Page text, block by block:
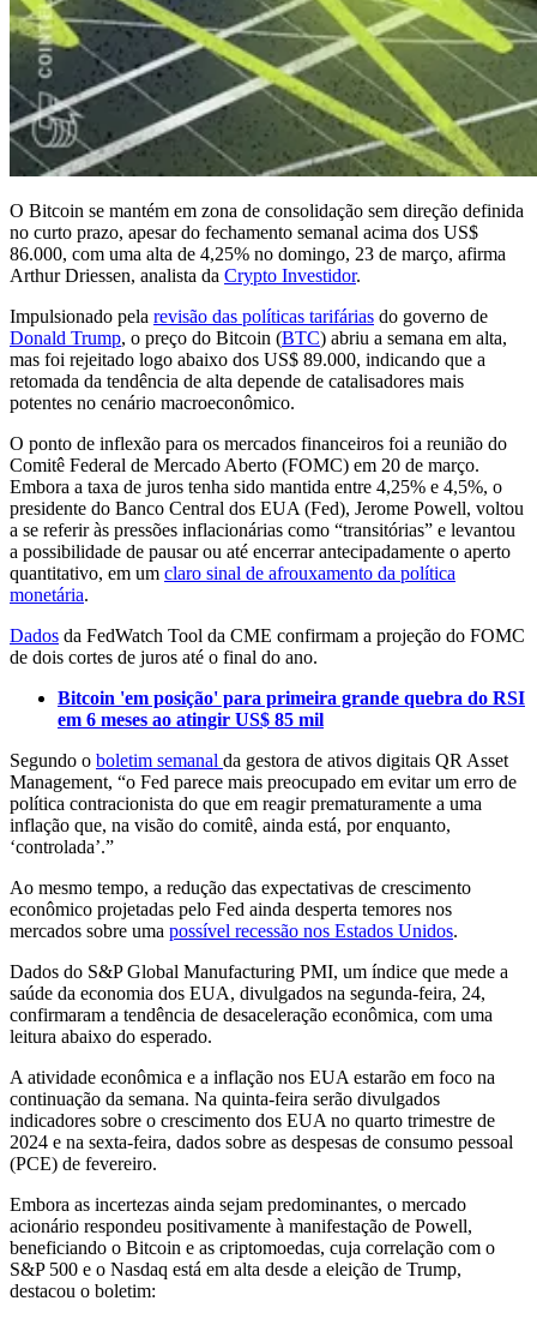
O Bitcoin se mantém em zona de consolidação sem direção definida
no curto prazo, apesar do fechamento semanal acima dos US$
86.000, com uma alta de 4,25% no domingo, 23 de março, afirma
Arthur Driessen, analista da Crypto Investidor.
Impulsionado pela revisão das políticas tarifárias do governo de
Donald Trump, o preço do Bitcoin (BTC) abriu a semana em alta,
mas foi rejeitado logo abaixo dos US$ 89.000, indicando que a
retomada da tendência de alta depende de catalisadores mais
potentes no cenário macroeconômico.
O ponto de inflexão para os mercados financeiros foi a reunião do
Comitê Federal de Mercado Aberto (FOMC) em 20 de março.
Embora a taxa de juros tenha sido mantida entre 4,25% e 4,5%, o
presidente do Banco Central dos EUA (Fed), Jerome Powell, voltou
a se referir às pressões inflacionárias como “transitórias” e levantou
a possibilidade de pausar ou até encerrar antecipadamente o aperto
quantitativo, em um claro sinal de afrouxamento da política
monetária.
Dados da FedWatch Tool da CME confirmam a projeção do FOMC
de dois cortes de juros até o final do ano.
Bitcoin 'em posição' para primeira grande quebra do RSI
em 6 meses ao atingir US$ 85 mil
Segundo o boletim semanal da gestora de ativos digitais QR Asset
Management, “o Fed parece mais preocupado em evitar um erro de
política contracionista do que em reagir prematuramente a uma
inflação que, na visão do comitê, ainda está, por enquanto,
‘controlada’.”
Ao mesmo tempo, a redução das expectativas de crescimento
econômico projetadas pelo Fed ainda desperta temores nos
mercados sobre uma possível recessão nos Estados Unidos.
Dados do S&P Global Manufacturing PMI, um índice que mede a
saúde da economia dos EUA, divulgados na segunda-feira, 24,
confirmaram a tendência de desaceleração econômica, com uma
leitura abaixo do esperado.
A atividade econômica e a inflação nos EUA estarão em foco na
continuação da semana. Na quinta-feira serão divulgados
indicadores sobre o crescimento dos EUA no quarto trimestre de
2024 e na sexta-feira, dados sobre as despesas de consumo pessoal
(PCE) de fevereiro.
Embora as incertezas ainda sejam predominantes, o mercado
acionário respondeu positivamente à manifestação de Powell,
beneficiando o Bitcoin e as criptomoedas, cuja correlação com o
S&P 500 e o Nasdaq está em alta desde a eleição de Trump,
destacou o boletim: